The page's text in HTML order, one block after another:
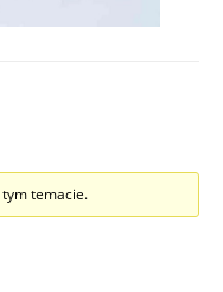
temacie.